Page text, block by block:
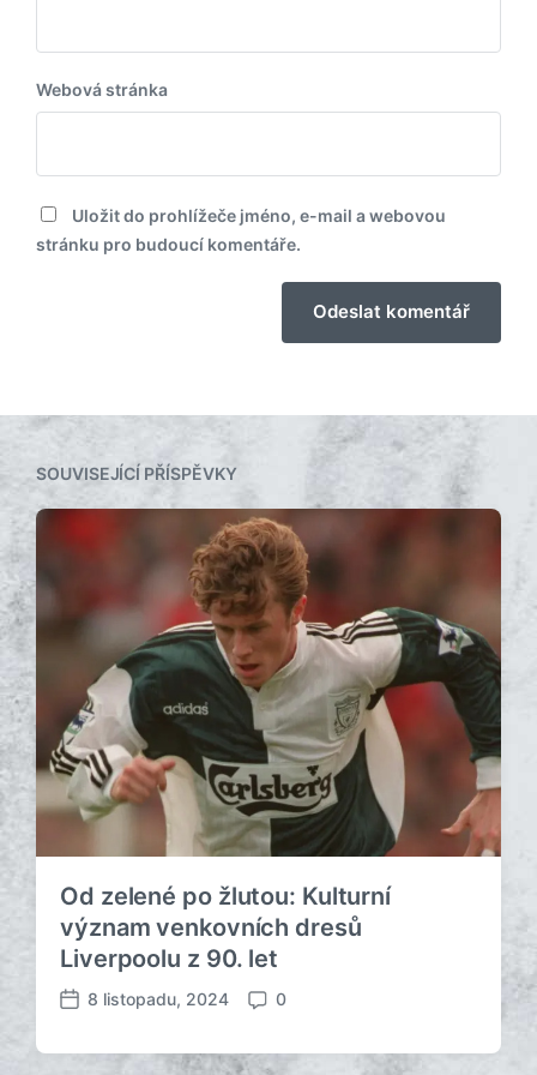
Webová stránka
Uložit do prohlížeče jméno, e-mail a webovou
stránku pro budoucí komentáře.
SOUVISEJÍCÍ PŘÍSPĚVKY
Od zelené po žlutou: Kulturní
význam venkovních dresů
Liverpoolu z 90. let
D
8 listopadu, 2024
K
m
0